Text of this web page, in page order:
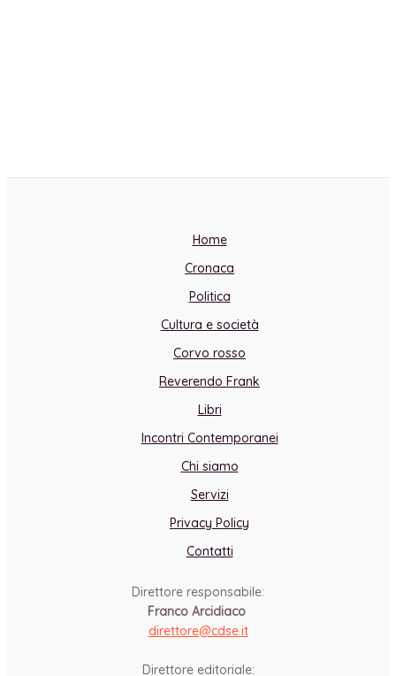
Home
Cronaca
Politica
Cultura e società
Corvo rosso
Reverendo Frank
Libri
Incontri Contemporanei
Chi siamo
Servizi
Privacy Policy
Contatti
Direttore responsabile:
Franco Arcidiaco
direttore@cdse.it
Direttore editoriale: